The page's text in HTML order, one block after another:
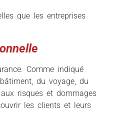
que les entreprises
Comme indiqué
du voyage, du
risques et dommages
les clients et leurs